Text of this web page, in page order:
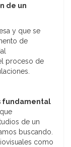
de un
y que se
de
proceso de
fundamental
de un
buscando.
como